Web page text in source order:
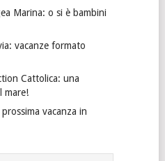
Marina: o si è bambini
vacanze formato
Cattolica: una
mare!
vacanza in